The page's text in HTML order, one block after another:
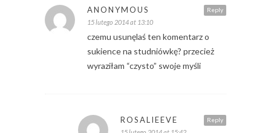
Reply
ANONYMOUS
15 lutego 2014 at 13:10
czemu usunęlaś ten komentarz o
sukience na studniówkę? przecież
wyraziłam “czysto” swoje myśli
Reply
ROSALIEEVE